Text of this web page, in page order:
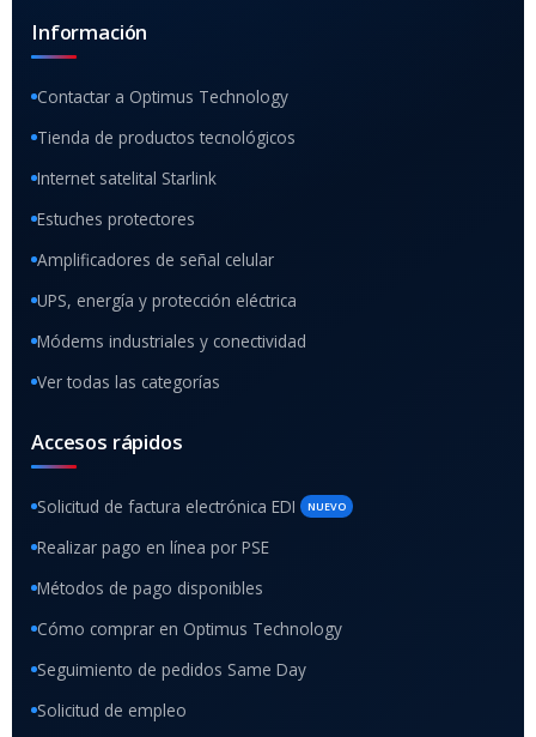
Información
Contactar a Optimus Technology
Tienda de productos tecnológicos
Internet satelital Starlink
Estuches protectores
Amplificadores de señal celular
UPS, energía y protección eléctrica
Módems industriales y conectividad
Ver todas las categorías
Accesos rápidos
Solicitud de factura electrónica EDI NUEVO
Realizar pago en línea por PSE
Métodos de pago disponibles
Cómo comprar en Optimus Technology
Seguimiento de pedidos Same Day
Solicitud de empleo